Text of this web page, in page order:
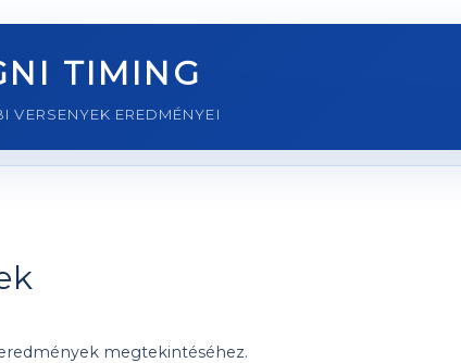
TIMING
VERSENYEK EREDMÉNYEI
megtekintéséhez.